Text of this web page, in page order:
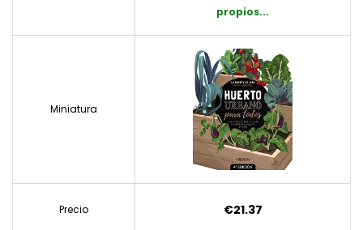
propios...
Miniatura
Precio €21.37